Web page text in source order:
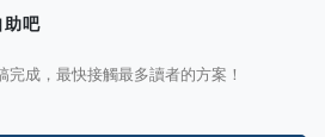
助吧
成，最快接觸最多讀者的方案！